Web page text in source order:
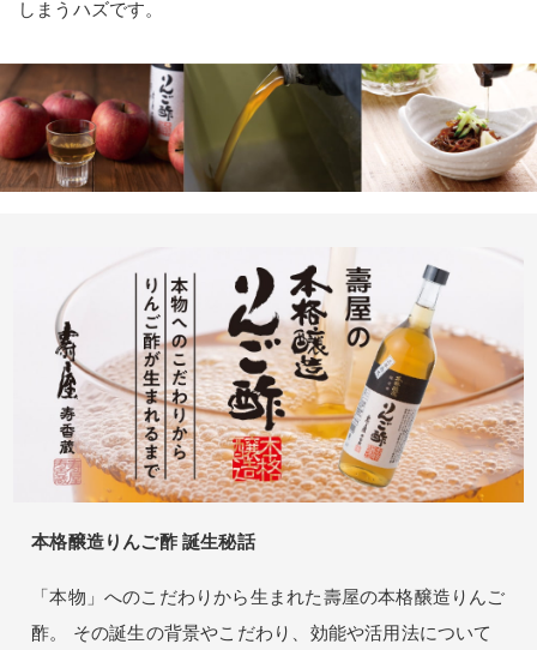
しまうハズです。
本格醸造りんご酢 誕生秘話
「本物」へのこだわりから生まれた壽屋の本格醸造りんご
酢。 その誕生の背景やこだわり、効能や活用法について